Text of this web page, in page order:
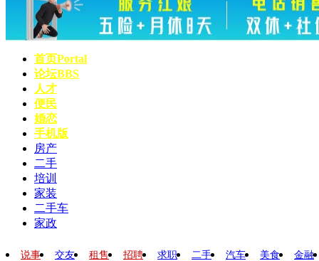
首页Portal
论坛BBS
人才
便民
婚恋
手机版
房产
二手
培训
家装
二手车
家政
说事 交友 租售 招聘 求职 二手 汽车 美食 金融